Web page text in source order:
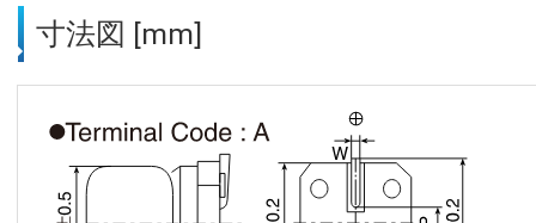
寸法図 [mm]